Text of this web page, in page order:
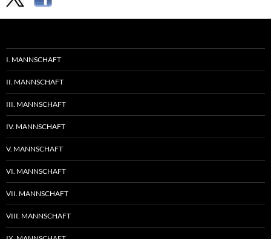
I. MANNSCHAFT
II. MANNSCHAFT
III. MANNSCHAFT
IV. MANNSCHAFT
V. MANNSCHAFT
VI. MANNSCHAFT
VII. MANNSCHAFT
VIII. MANNSCHAFT